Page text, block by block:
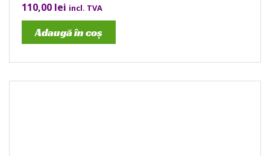
110,00 lei incl. TVA
Adaugă în coș